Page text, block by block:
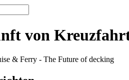
von